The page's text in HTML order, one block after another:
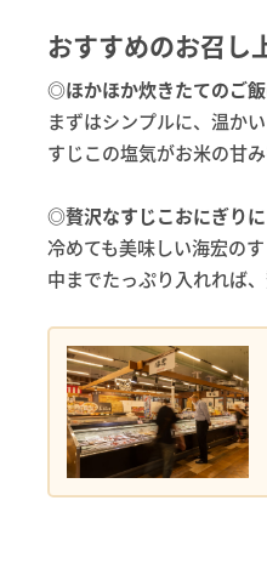
おすすめのお召し
◎ほかほか炊きたてのご
まずはシンプルに、温か
すじこの塩気がお米の甘
◎贅沢なすじこおにぎりに
冷めても美味しい海宏の
中までたっぷり入れれば